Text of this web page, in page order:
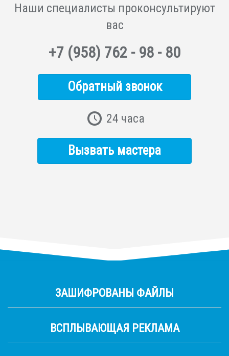
Наши специалисты проконсультируют
вас
+7 (958) 762 - 98 - 80
Обратный звонок
24 часа
Вызвать мастера
ЗАШИФРОВАНЫ ФАЙЛЫ
ВСПЛЫВАЮЩАЯ РЕКЛАМА